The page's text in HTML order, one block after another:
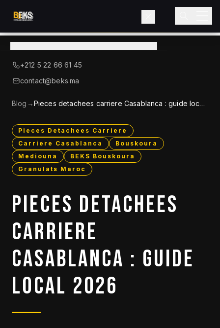
LIEBHERR — DISTRIBUTEUR OFFICIEL
Produits
Services
Secteurs
Contact
+212 5 22 66 61 45
contact@beks.ma
Blog →Pieces detachees carriere Casablanca : guide local
Pieces Detachees Carriere
Carriere Casablanca
Bouskoura
Mediouna
BEKS Bouskoura
Granulats Maroc
PIECES DETACHEES
CARRIERE
CASABLANCA : GUIDE
LOCAL 2026